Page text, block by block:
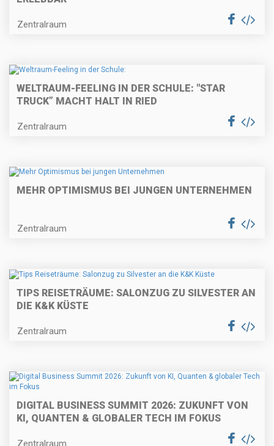
Zentralraum
WELTRAUM-FEELING IN DER SCHULE: "STAR
TRUCK” MACHT HALT IN RIED
Zentralraum
MEHR OPTIMISMUS BEI JUNGEN UNTERNEHMEN
Zentralraum
TIPS REISETRÄUME: SALONZUG ZU SILVESTER AN
DIE K&K KÜSTE
Zentralraum
DIGITAL BUSINESS SUMMIT 2026: ZUKUNFT VON
KI, QUANTEN & GLOBALER TECH IM FOKUS
Zentralraum